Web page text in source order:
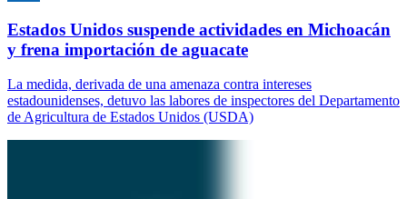
Estados Unidos suspende actividades en Michoacán
y frena importación de aguacate
La medida, derivada de una amenaza contra intereses
estadounidenses, detuvo las labores de inspectores del Departamento
de Agricultura de Estados Unidos (USDA)